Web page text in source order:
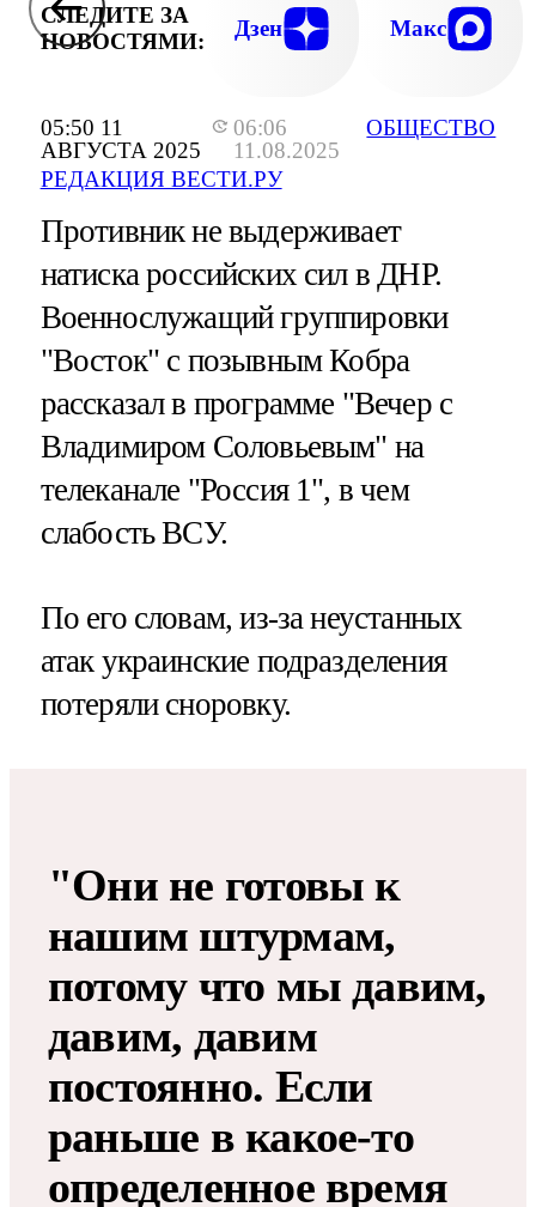
05:50 11
АВГУСТА 2025
06:06
11.08.2025
РЕДАКЦИЯ ВЕСТИ.РУ
ОБЩЕСТВО
СЛЕДИТЕ ЗА
НОВОСТЯМИ:
Дзен Макс
Противник не выдерживает
натиска российских сил в ДНР.
Военнослужащий группировки
"Восток" с позывным Кобра
рассказал в программе "Вечер с
Владимиром Соловьевым" на
телеканале "Россия 1", в чем
слабость ВСУ.
По его словам, из-за неустанных
атак украинские подразделения
потеряли сноровку.
"Они не готовы к
нашим штурмам,
потому что мы давим,
давим, давим
постоянно. Если
раньше в какое-то
определенное время